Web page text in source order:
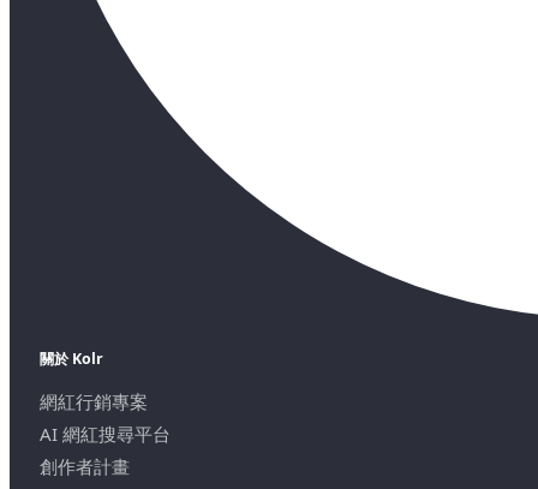
關於 Kolr
網紅行銷專案
AI 網紅搜尋平台
創作者計畫